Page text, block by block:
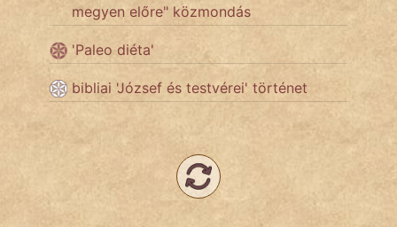
cinege
fantom
Hunor
Jób Gedeon
megyen előre" közmondás
'Paleo diéta'
bibliai 'József és testvérei' történet